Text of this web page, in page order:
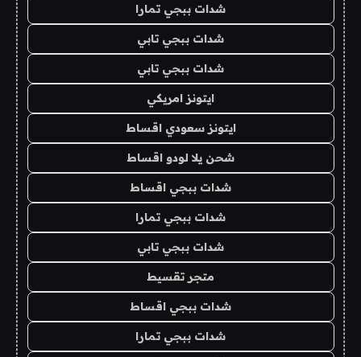
شدات ببجي تمارا
شدات ببجي تابي
شدات ببجي تابي
ايتونز امريكي
ايتونز سعودي اقساط
شحن يلا لودو اقساط
شدات ببجي اقساط
شدات ببجي تمارا
شدات ببجي تابي
متجر تقسيط
شدات ببجي اقساط
شدات ببجي تمارا